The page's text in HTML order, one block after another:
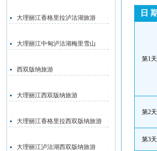
大理丽江香格里拉泸沽湖旅游
大理丽江中甸泸沽湖梅里雪山
西双版纳旅游
大理丽江西双版纳旅游
大理丽江香格里拉西双版纳旅游
大理丽江泸沽湖西双版纳旅游
日 期
第1天
第2天
第3天